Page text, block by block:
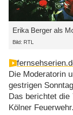
Erika Berger als
Bild: RTL
Die Moderatorin
gestrigen
Das berichtet die
Kölner Feuerwehr.